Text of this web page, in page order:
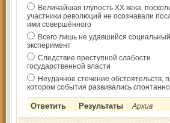
Величайшая глупость ХХ века,
участники революций не осознавали
ими совершённого
Всего лишь не удавшийся социальный
эксперимент
Следствие преступной слабости
государственной власти
Неудачное стечение обстоятельств,
котором события развивались спонтанно
Архив